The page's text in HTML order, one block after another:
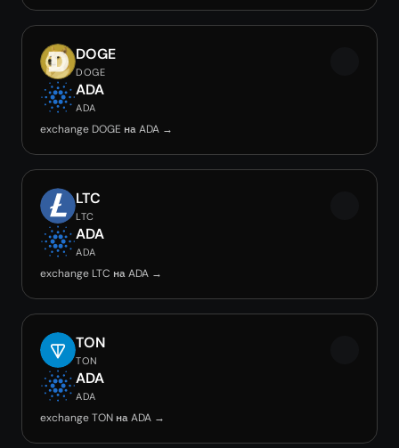
DOGE
DOGE
ADA
ADA
exchange DOGE на ADA →
LTC
LTC
ADA
ADA
exchange LTC на ADA →
TON
TON
ADA
ADA
exchange TON на ADA →